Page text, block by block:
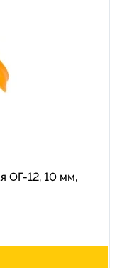
ОГ-12, 10 мм,